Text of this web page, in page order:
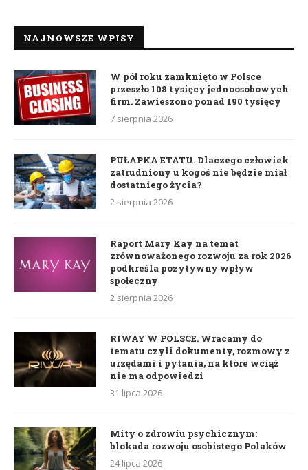
NAJNOWSZE WPISY
W pół roku zamknięto w Polsce
przeszło 108 tysięcy jednoosobowych
firm. Zawieszono ponad 190 tysięcy
7 sierpnia 2026
PUŁAPKA ETATU. Dlaczego człowiek
zatrudniony u kogoś nie będzie miał
dostatniego życia?
2 sierpnia 2026
Raport Mary Kay na temat
zrównoważonego rozwoju za rok 2026
podkreśla pozytywny wpływ
społeczny
2 sierpnia 2026
RIWAY W POLSCE. Wracamy do
tematu czyli dokumenty, rozmowy z
urzędami i pytania, na które wciąż
nie ma odpowiedzi
31 lipca 2026
Mity o zdrowiu psychicznym:
blokada rozwoju osobistego Polaków
24 lipca 2026